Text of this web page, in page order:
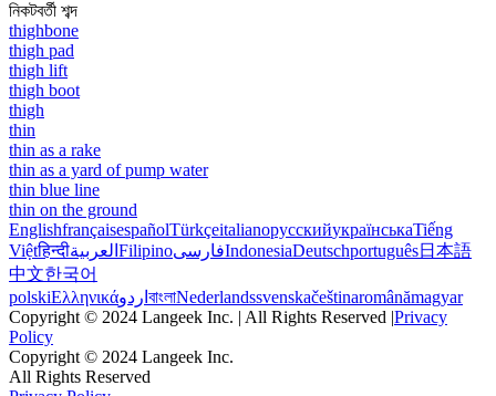
নিকটবর্তী শব্দ
thighbone
thigh pad
thigh lift
thigh boot
thigh
thin
thin as a rake
thin as a yard of pump water
thin blue line
thin on the ground
EnglishfrançaisespañolTürkçeitalianoрусскийукраїнськаTiếng
Việtहिन्दीالعربية FilipinoفارسیIndonesiaDeutschportuguês日本語
中文한국어
polskiΕλληνικάاردو বাংলাNederlandssvenskačeštinaromânămagyar
Copyright © 2024 Langeek Inc. | All Rights Reserved |Privacy
Policy
Copyright © 2024 Langeek Inc.
All Rights Reserved